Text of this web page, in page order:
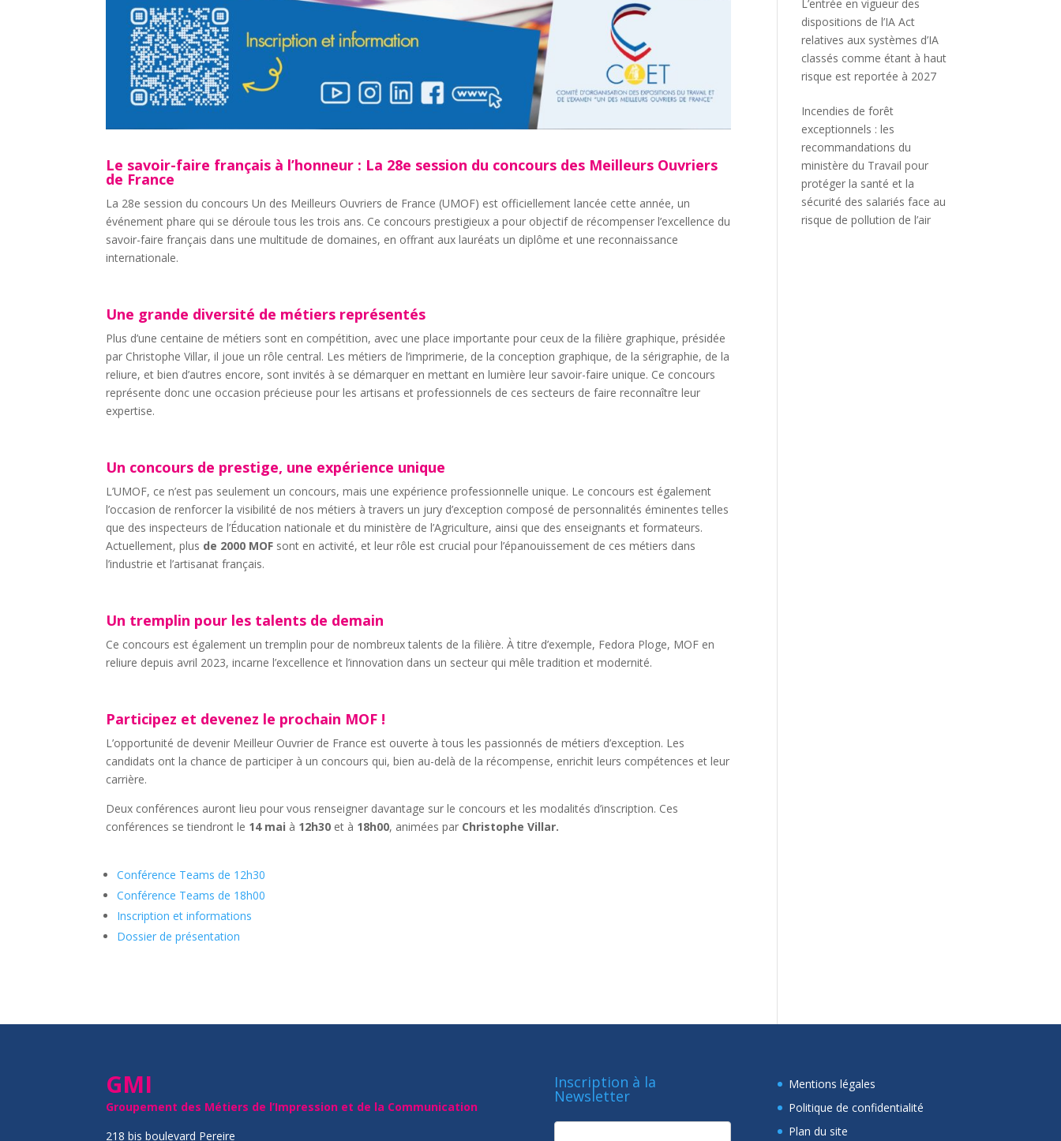
Le savoir-faire français à l’honneur : La 28e session du concours des Meilleurs Ouvriers
de France
La 28e session du concours Un des Meilleurs Ouvriers de France (UMOF) est officiellement lancée cette année, un
événement phare qui se déroule tous les trois ans. Ce concours prestigieux a pour objectif de récompenser l’excellence du
savoir-faire français dans une multitude de domaines, en offrant aux lauréats un diplôme et une reconnaissance
internationale.
Une grande diversité de métiers représentés
Plus d’une centaine de métiers sont en compétition, avec une place importante pour ceux de la filière graphique, présidée
par Christophe Villar, il joue un rôle central. Les métiers de l’imprimerie, de la conception graphique, de la sérigraphie, de la
reliure, et bien d’autres encore, sont invités à se démarquer en mettant en lumière leur savoir-faire unique. Ce concours
représente donc une occasion précieuse pour les artisans et professionnels de ces secteurs de faire reconnaître leur
expertise.
Un concours de prestige, une expérience unique
L’UMOF, ce n’est pas seulement un concours, mais une expérience professionnelle unique. Le concours est également
l’occasion de renforcer la visibilité de nos métiers à travers un jury d’exception composé de personnalités éminentes telles
que des inspecteurs de l’Éducation nationale et du ministère de l’Agriculture, ainsi que des enseignants et formateurs.
Actuellement, plus de 2000 MOF sont en activité, et leur rôle est crucial pour l’épanouissement de ces métiers dans
l’industrie et l’artisanat français.
Un tremplin pour les talents de demain
Ce concours est également un tremplin pour de nombreux talents de la filière. À titre d’exemple, Fedora Ploge, MOF en
reliure depuis avril 2023, incarne l’excellence et l’innovation dans un secteur qui mêle tradition et modernité.
Participez et devenez le prochain MOF !
L’opportunité de devenir Meilleur Ouvrier de France est ouverte à tous les passionnés de métiers d’exception. Les
candidats ont la chance de participer à un concours qui, bien au-delà de la récompense, enrichit leurs compétences et leur
carrière.
Deux conférences auront lieu pour vous renseigner davantage sur le concours et les modalités d’inscription. Ces
conférences se tiendront le 14 mai à 12h30 et à 18h00, animées par Christophe Villar.
Conférence Teams de 12h30
Conférence Teams de 18h00
Inscription et informations
Dossier de présentation
L’entrée en vigueur des
dispositions de l’IA Act
relatives aux systèmes d’IA
classés comme étant à haut
risque est reportée à 2027
Incendies de forêt
exceptionnels : les
recommandations du
ministère du Travail pour
protéger la santé et la
sécurité des salariés face au
risque de pollution de l’air
GMI
Groupement des Métiers de l’Impression et de la Communication
218 bis boulevard Pereire
Inscription à la
Newsletter
newsletter
Mentions légales
Politique de confidentialité
Plan du site